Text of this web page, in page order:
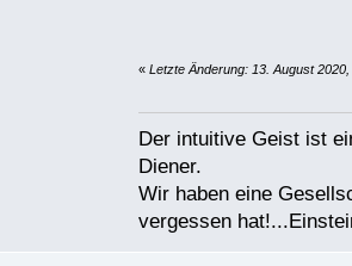
« Letzte Änderung: 13. August
Der intuitive Geist ist
Diener.
Wir haben eine
vergessen